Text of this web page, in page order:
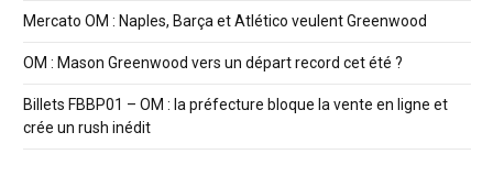
Mercato OM : Naples, Barça et Atlético veulent Greenwood
OM : Mason Greenwood vers un départ record cet été ?
Billets FBBP01 – OM : la préfecture bloque la vente en ligne et
crée un rush inédit